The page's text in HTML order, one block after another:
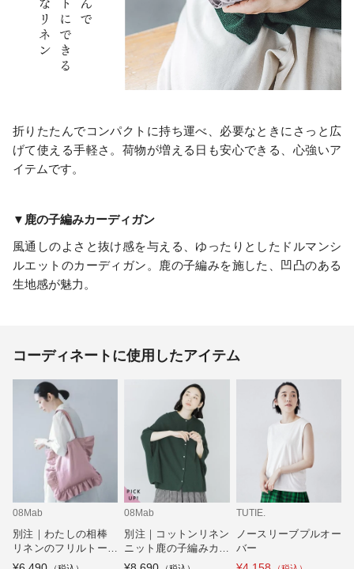
折りたたんでコンパクトに持ち運べ、必要なときにさっと広
げて使える手軽さ。荷物が増える日も安心できる、心強いア
イテムです。
▼鹿の子編みカーディガン
風通しのよさと抜け感を与える、ゆったりとしたドルマンシ
ルエットのカーディガン。鹿の子編みを施した、凹凸のある
生地感が魅力。
コーディネートに使用したアイテム
08Mab
別注｜わたしの相棒
リネンのフリルトート
バッグ
08Mab
別注｜コットンリネン
ニット鹿の子編みカー
ディガン
TUTIE.
ノースリーブプルオー
バー